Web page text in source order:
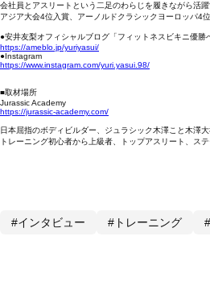
会社員とアスリートという二足のわらじを履きながら活
アジア大会4位入賞、アーノルドクラシックヨーロッパ4
●安井友梨オフィシャルブログ「フィットネスビキニ優勝
https://ameblo.jp/yuriyasui/
●Instagram
https://www.instagram.com/yuri.yasui.98/
■取材場所
Jurassic Academy
https://jurassic-academy.com/
日本屈指のボディビルダー、ジュラシック木澤こと木澤
トレーニング初心者から上級者、トップアスリート、ス
#インタビュー #トレーニング